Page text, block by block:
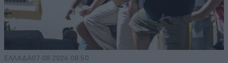
ΕΛΛΑΔΑ07·08·2026 08:50